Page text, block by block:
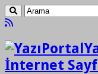
İnternet